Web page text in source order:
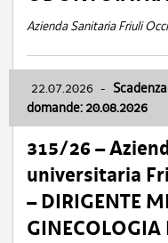
Azienda Sanitaria Friuli
22.07.2026 -
domande: 20.08.2026
315/26 –
universitaria
– DIRIGENTE
GINECOLOGIA